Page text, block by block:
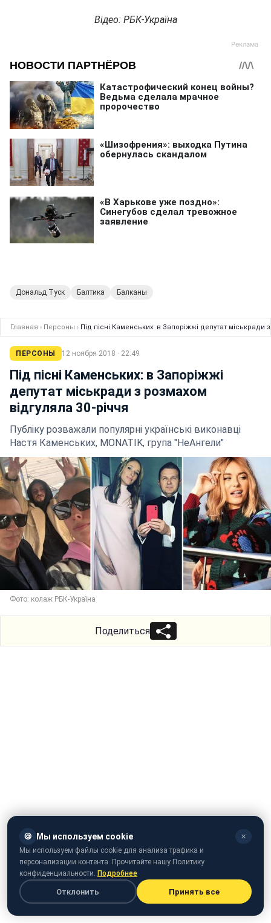
Відео: РБК-Україна
Дональд Туск Балтика Балканы
Главная › Персоны › Під пісні Каменських: в Запоріжжі депутат міськради
ПЕРСОНЫ 12 ноября 2018 · 22:49
Під пісні Каменських: в Запоріжжі
депутат міськради з розмахом
відгуляла 30-річчя
Публіку розважали популярні українські виконавці
Настя Каменських, MONATIK, група "НеАнгели"
Фото: колаж РБК-Україна
Поделиться
🍪 Мы используем cookie ✕
Мы используем файлы cookie для анализа трафика и
персонализации контента. Прочитайте нашу Политику
конфиденциальности. Подробнее
Отклонить Принять все